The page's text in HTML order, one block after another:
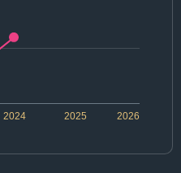
2025
2024 2026